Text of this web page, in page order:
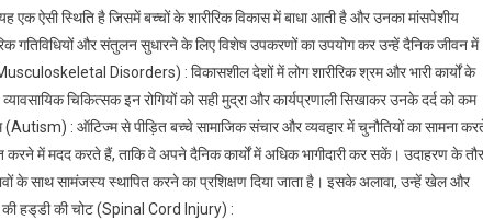
ऐसी स्थिति है जिसमें बच्चों के शारीरिक विकास में बाधा आती है और उनका मांसपेशीय
गतिविधियों और संतुलन सुधारने के लिए विशेष उपकरणों का उपयोग कर उन्हें दैनिक जीवन में
Disorders) : विकासशील देशों में लोग शारीरिक श्रम और भारी कार्यों के
चिकित्सक इन रोगियों को सही मुद्रा और कार्यप्रणाली सिखाकर उनके दर्द को कम
: ऑटिज्म से पीड़ित बच्चे सामाजिक संचार और व्यवहार में चुनौतियों का सामना
में मदद करते हैं, ताकि वे अपने दैनिक कार्यों में अधिक भागीदारी कर सकें। उदाहरण के तौर
के साथ सामंजस्य स्थापित करने का प्रशिक्षण दिया जाता है। इसके अलावा, उन्हें खेल और
की हड्‌डी की चोट (Spinal Cord Injury) :